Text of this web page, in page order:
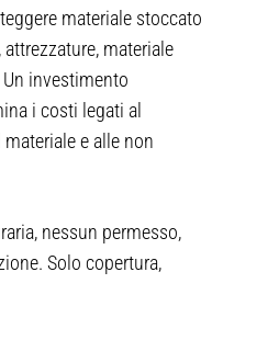
materiale stoccato
attrezzature, materiale
investimento
i costi legati al
e alle non
nessun permesso,
Solo copertura,